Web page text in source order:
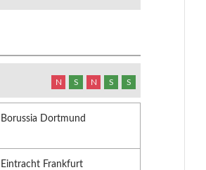
N S N S S
Borussia Dortmund
Eintracht Frankfurt